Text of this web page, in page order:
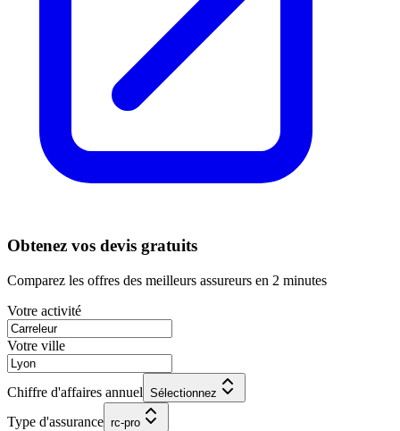
Obtenez vos devis gratuits
Comparez les offres des meilleurs assureurs en 2 minutes
Votre activité
Votre ville
Chiffre d'affaires annuel Sélectionnez
Type d'assurance rc-pro